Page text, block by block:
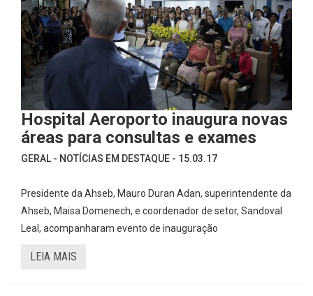
Hospital Aeroporto inaugura novas
áreas para consultas e exames
GERAL - NOTÍCIAS EM DESTAQUE - 15.03.17
Presidente da Ahseb, Mauro Duran Adan, superintendente da
Ahseb, Maisa Domenech, e coordenador de setor, Sandoval
Leal, acompanharam evento de inauguração
LEIA MAIS